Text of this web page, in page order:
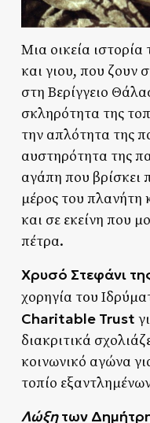
Μια οικεία
και γιου, που ζουν
στη Βερίγγειο
σκληρότητα της
την απλότητα της
αυστηρότητα της
αγάπη που βρίσκει
μέρος του πλανήτη
και σε εκείνη που
πέτρα.
Χρυσό Στεφάνι
χορηγία τoυ
Charitable Trust
διακριτικά
κοινωνικό αγώνα
τοπίο
Λώξητων